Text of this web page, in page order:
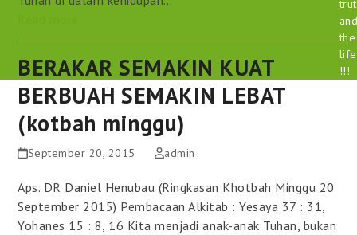
BERAKAR SEMAKIN KUAT
BERBUAH SEMAKIN LEBAT
(kotbah minggu)
September 20, 2015 admin
Aps. DR Daniel Henubau (Ringkasan Khotbah Minggu 20
September 2015) Pembacaan Alkitab : Yesaya 37 : 31,
Yohanes 15 : 8, 16 Kita menjadi anak-anak Tuhan, bukan
the
life
!!!